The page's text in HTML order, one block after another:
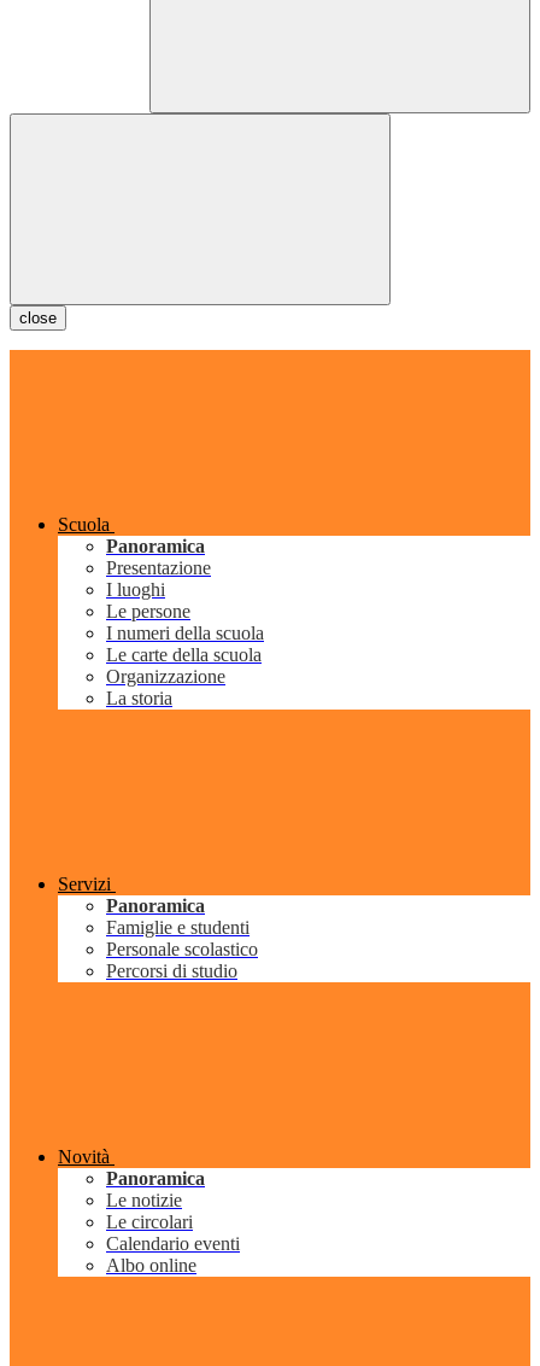
close
Scuola
Panoramica
Presentazione
I luoghi
Le persone
I numeri della scuola
Le carte della scuola
Organizzazione
La storia
Servizi
Panoramica
Famiglie e studenti
Personale scolastico
Percorsi di studio
Novità
Panoramica
Le notizie
Le circolari
Calendario eventi
Albo online